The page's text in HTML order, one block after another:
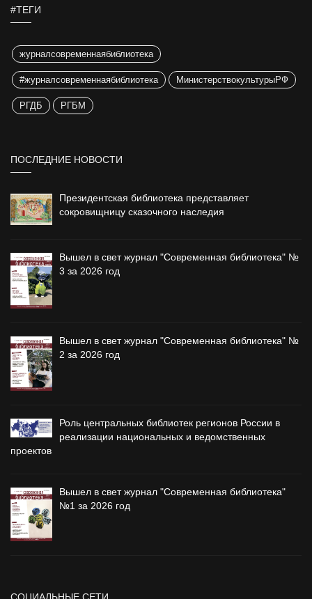
#ТЕГИ
журналсовременнаябиблиотека
#журналсовременнаябиблиотека МинистерствокультурыРФ
РГДБ РГБМ
ПОСЛЕДНИЕ НОВОСТИ
Президентская библиотека представляет
сокровищницу сказочного наследия
Вышел в свет журнал "Современная библиотека" №
3 за 2026 год
Вышел в свет журнал "Современная библиотека" №
2 за 2026 год
Роль центральных библиотек регионов России в
реализации национальных и ведомственных
проектов
Вышел в свет журнал "Современная библиотека"
№1 за 2026 год